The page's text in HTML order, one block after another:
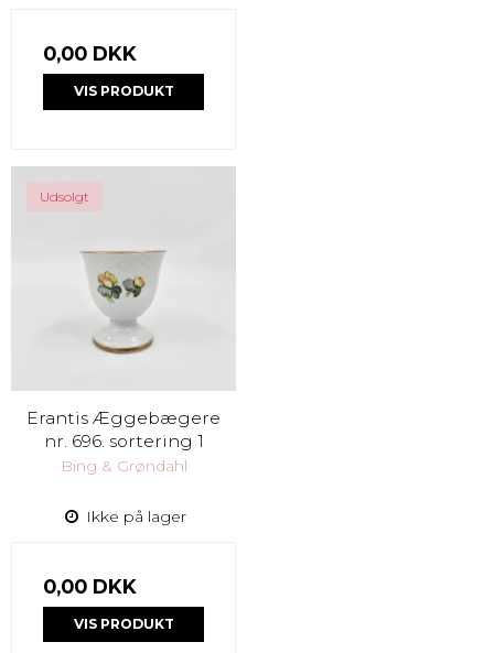
0,00 DKK
VIS PRODUKT
Udsolgt
Erantis Æggebægere
nr. 696. sortering 1
Bing & Grøndahl
Ikke på lager
0,00 DKK
VIS PRODUKT